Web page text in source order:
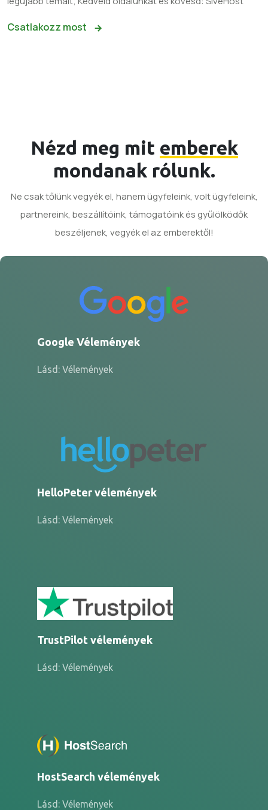
Csatlakozz most
Nézd meg mit emberek
mondanak rólunk.
Ne csak tőlünk vegyék el, hanem ügyfeleink, volt ügyfeleink,
partnereink, beszállítóink, támogatóink és gyűlölködők
beszéljenek, vegyék el az emberektől!
Google Vélemények
Lásd: Vélemények
HelloPeter vélemények
Lásd: Vélemények
TrustPilot vélemények
Lásd: Vélemények
HostSearch vélemények
Lásd: Vélemények